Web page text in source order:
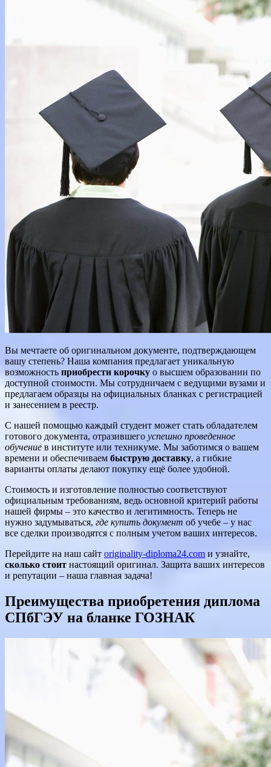
Вы мечтаете об оригинальном документе, подтверждающем
вашу степень? Наша компания предлагает уникальную
возможность приобрести корочку о высшем образовании по
доступной стоимости. Мы сотрудничаем с ведущими вузами и
предлагаем образцы на официальных бланках с регистрацией
и занесением в реестр.
С нашей помощью каждый студент может стать обладателем
готового документа, отразившего успешно проведенное
обучение в институте или техникуме. Мы заботимся о вашем
времени и обеспечиваем быструю доставку, а гибкие
варианты оплаты делают покупку ещё более удобной.
Стоимость и изготовление полностью соответствуют
официальным требованиям, ведь основной критерий работы
нашей фирмы – это качество и легитимность. Теперь не
нужно задумываться, где купить документ об учебе – у нас
все сделки производятся с полным учетом ваших интересов.
Перейдите на наш сайт originality-diploma24.com и узнайте,
сколько стоит настоящий оригинал. Защита ваших интересов
и репутации – наша главная задача!
Преимущества приобретения диплома
СПбГЭУ на бланке ГОЗНАК